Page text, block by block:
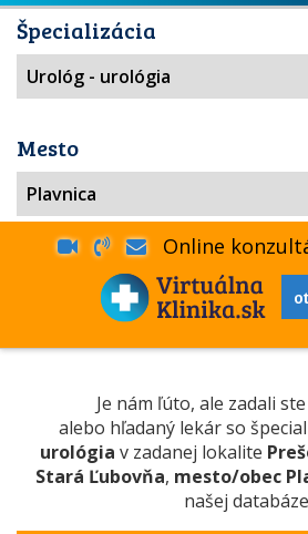
Špecializácia
Mesto
Online
Je nám ľúto, ale zadali
alebo hľadaný lekár so
urológia v zadanej lokalite
Stará Ľubovňa, mesto/obec
našej